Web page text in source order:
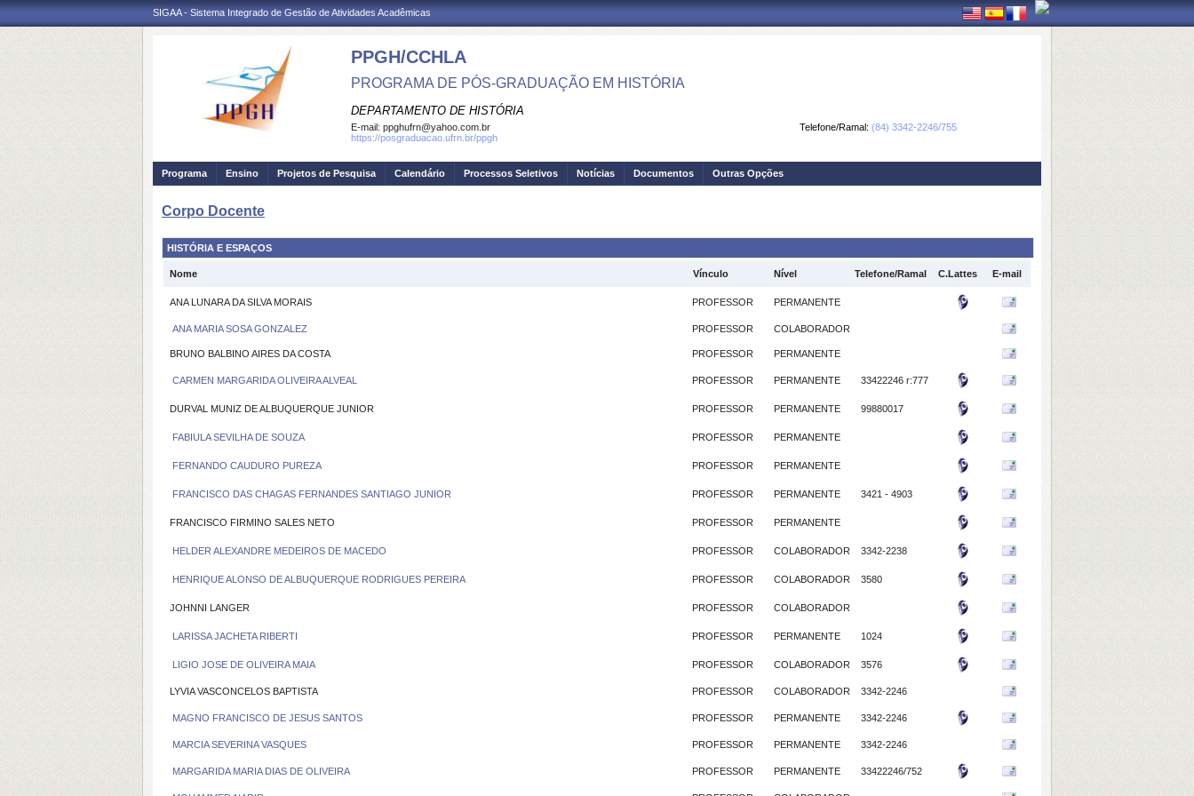
SIGAA - Sistema Integrado de Gestão de Atividades Acadêmicas
PPGH/CCHLA
PROGRAMA DE PÓS-GRADUAÇÃO EM HISTÓRIA
DEPARTAMENTO DE HISTÓRIA
Telefone/Ramal: (84) 3342-2246/755
E-mail: ppghufrn@yahoo.com.br
https://posgraduacao.ufrn.br/ppgh
Programa Ensino Projetos de Pesquisa Calendário Processos Seletivos Notícias Documentos Outras Opções
Corpo Docente
HISTÓRIA E ESPAÇOS
Nome Vínculo Nível Telefone/Ramal C.Lattes E-mail
ANA LUNARA DA SILVA MORAIS PROFESSOR PERMANENTE
ANA MARIA SOSA GONZALEZ PROFESSOR COLABORADOR
BRUNO BALBINO AIRES DA COSTA PROFESSOR PERMANENTE
CARMEN MARGARIDA OLIVEIRA ALVEAL PROFESSOR PERMANENTE 33422246 r:777
DURVAL MUNIZ DE ALBUQUERQUE JUNIOR PROFESSOR PERMANENTE 99880017
FABIULA SEVILHA DE SOUZA PROFESSOR PERMANENTE
FERNANDO CAUDURO PUREZA PROFESSOR PERMANENTE
FRANCISCO DAS CHAGAS FERNANDES SANTIAGO JUNIOR PROFESSOR PERMANENTE 3421 - 4903
FRANCISCO FIRMINO SALES NETO PROFESSOR PERMANENTE
HELDER ALEXANDRE MEDEIROS DE MACEDO PROFESSOR COLABORADOR 3342-2238
HENRIQUE ALONSO DE ALBUQUERQUE RODRIGUES PEREIRA PROFESSOR COLABORADOR 3580
JOHNNI LANGER PROFESSOR COLABORADOR
LARISSA JACHETA RIBERTI PROFESSOR PERMANENTE 1024
LIGIO JOSE DE OLIVEIRA MAIA PROFESSOR COLABORADOR 3576
LYVIA VASCONCELOS BAPTISTA PROFESSOR COLABORADOR 3342-2246
MAGNO FRANCISCO DE JESUS SANTOS PROFESSOR PERMANENTE 3342-2246
MARCIA SEVERINA VASQUES PROFESSOR PERMANENTE 3342-2246
MARGARIDA MARIA DIAS DE OLIVEIRA PROFESSOR PERMANENTE 33422246/752